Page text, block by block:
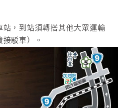
站，到站須轉搭其他大眾運輸
接駁車）。